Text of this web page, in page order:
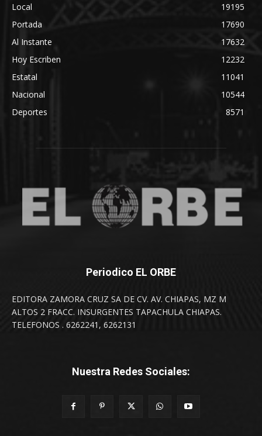
Local
19195
Portada
17690
Al Instante
17632
Hoy Escriben
12232
Estatal
11041
Nacional
10544
Deportes
8571
Periodico EL ORBE
EDITORA ZAMORA CRUZ SA DE CV. AV. CHIAPAS, MZ M
ALTOS 2 FRACC. INSURGENTES TAPACHULA CHIAPAS.
TELEFONOS . 6262241, 6262131
Nuestra Redes Sociales: